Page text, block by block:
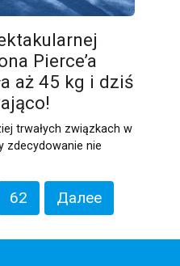
Pierce’a
aż 45 kg i dziś
trwałych związkach w
zdecydowanie nie
62 Далее